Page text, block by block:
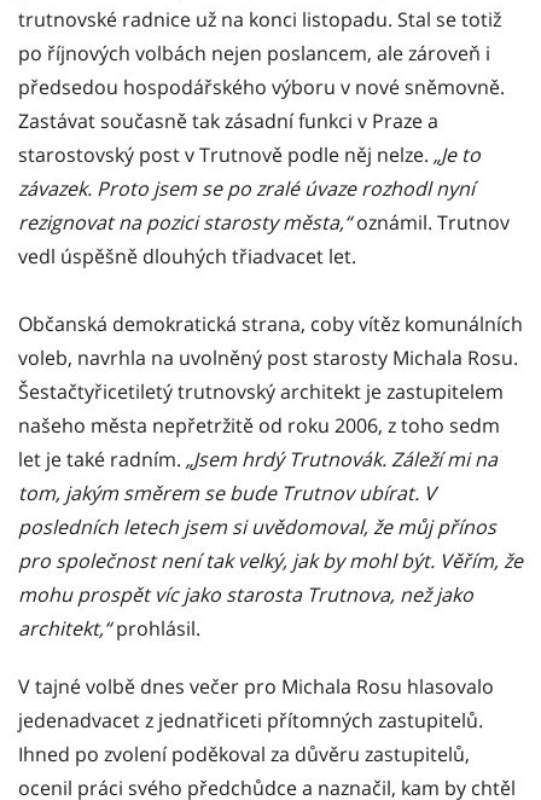
trutnovské radnice už na konci listopadu. Stal se totiž
po říjnových volbách nejen poslancem, ale zároveň i
předsedou hospodářského výboru v nové sněmovně.
Zastávat současně tak zásadní funkci v Praze a
starostovský post v Trutnově podle něj nelze. „Je to
závazek. Proto jsem se po zralé úvaze rozhodl nyní
rezignovat na pozici starosty města,“oznámil. Trutnov
vedl úspěšně dlouhých třiadvacet let.
Občanská demokratická strana, coby vítěz komunálních
voleb, navrhla na uvolněný post starosty Michala Rosu.
Šestačtyřicetiletý trutnovský architekt je zastupitelem
našeho města nepřetržitě od roku 2006, z toho sedm
let je také radním. „Jsem hrdý Trutnovák. Záleží mi na
tom, jakým směrem se bude Trutnov ubírat. V
posledních letech jsem si uvědomoval, že můj přínos
pro společnost není tak velký, jak by mohl být. Věřím, že
mohu prospět víc jako starosta Trutnova, než jako
architekt,“prohlásil.
V tajné volbě dnes večer pro Michala Rosu hlasovalo
jedenadvacet z jednatřiceti přítomných zastupitelů.
Ihned po zvolení poděkoval za důvěru zastupitelů,
ocenil práci svého předchůdce a naznačil, kam by chtěl